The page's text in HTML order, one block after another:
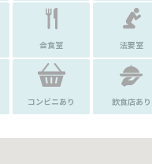
会食室 法要室
コンビニあり 飲食店あり